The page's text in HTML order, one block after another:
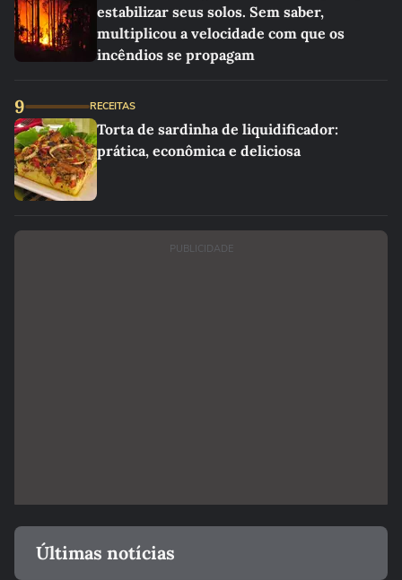
estabilizar seus solos. Sem saber,
multiplicou a velocidade com que os
incêndios se propagam
9 RECEITAS
Torta de sardinha de liquidificador:
prática, econômica e deliciosa
PUBLICIDADE
Últimas notícias